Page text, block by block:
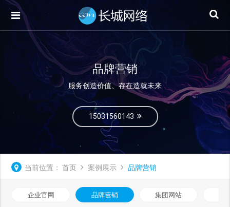
品牌营销
服务创造价值、存在造就未来
15031560143
当前位置： 首页 案例展示 品牌营销
企业官网 品牌营销 集团网站